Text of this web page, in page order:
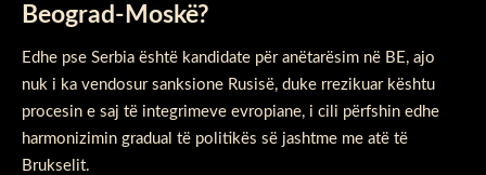
Beograd-Moskë?
Edhe pse Serbia është kandidate për anëtarësim në BE, ajo
nuk i ka vendosur sanksione Rusisë, duke rrezikuar kështu
procesin e saj të integrimeve evropiane, i cili përfshin edhe
harmonizimin gradual të politikës së jashtme me atë të
Brukselit.